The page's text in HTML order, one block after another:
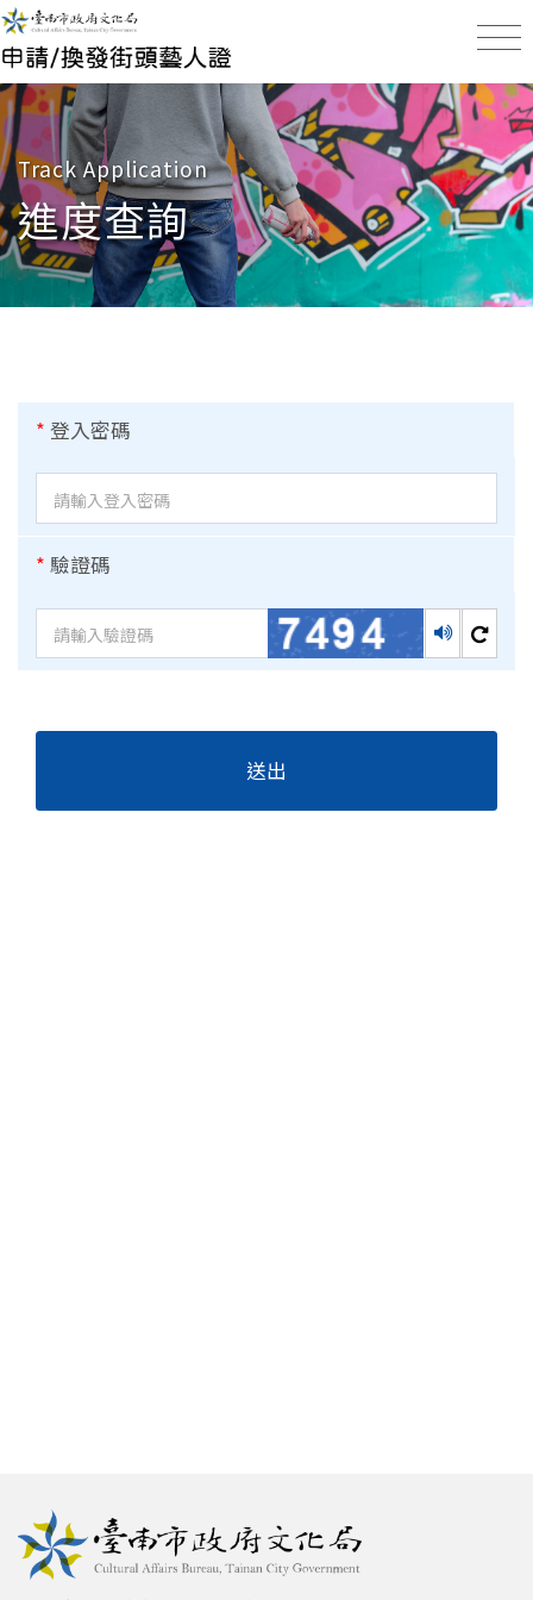
臺南市政府文化局 街頭藝
Track Application
進度查詢
* 登入密碼
* 驗證碼
播放語音
換一
送出